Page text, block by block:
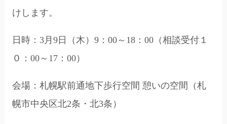
けします。
日時：3月9日（木）9：00～18：00（相談受付１
０：00～17：00）
会場：札幌駅前通地下歩行空間 憩いの空間（札
幌市中央区北2条・北3条）